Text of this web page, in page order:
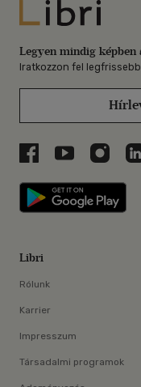
Libri
Legyen mindig képben
Iratkozzon fel
Libri aLibri aLibri
Libri
Rólunk
Karrier
Impresszum
Társadalmi programok